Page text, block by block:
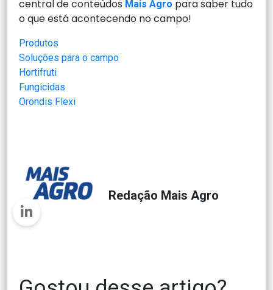
central de conteúdos Mais Agro para saber tudo
o que está acontecendo no campo!
Produtos
Soluções para o campo
Hortifruti
Fungicidas
Orondis Flexi
Redação Mais Agro